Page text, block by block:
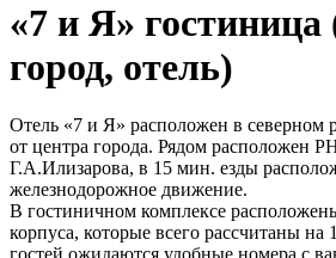
«7 и Я» гостиница
город, отель)
Отель «7 и Я» расположен в северном
от центра города. Рядом расположен
Г.А.Илизарова, в 15 мин. езды
железнодорожное движение.
В гостиничном комплексе
корпуса, которые всего рассчитаны на